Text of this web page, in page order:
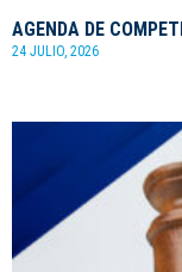
AGENDA DE
24 JULIO, 2026